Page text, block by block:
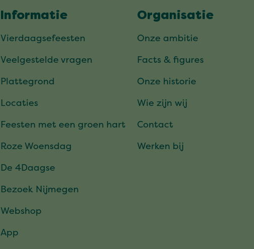
Informatie
Vierdaagsefeesten
Veelgestelde vragen
Plattegrond
Locaties
Feesten met een groen hart
Roze Woensdag
De 4Daagse
Bezoek Nijmegen
Webshop
App
Organisatie
Onze ambitie
Facts & figures
Onze historie
Wie zijn wij
Contact
Werken bij